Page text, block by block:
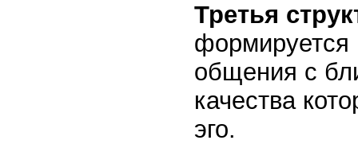
Третья
формируется
общения с
качества
эго.